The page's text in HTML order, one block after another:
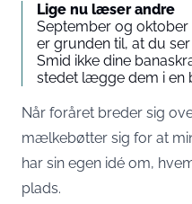
Lige nu læser andre
September og
er grunden til, at du
Smid ikke dine
stedet lægge dem i en
Når foråret breder sig
mælkebøtter sig for at
har sin egen idé om,
plads.